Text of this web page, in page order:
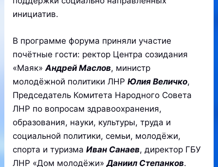
инициатив.
В программе форума приняли участие
почётные гости: ректор Центра созидания
«Маяк»Андрей Маслов, министр
молодёжной политики ЛНРЮлия Величко,
Председатель Комитета Народного Совета
ЛНР по вопросам здравоохранения,
образования, науки, культуры, труда и
социальной политики, семьи, молодёжи,
спорта и туризмаИван Санаев, директор ГБУ
ЛНР «Дом молодёжи»Даниил Степанков.